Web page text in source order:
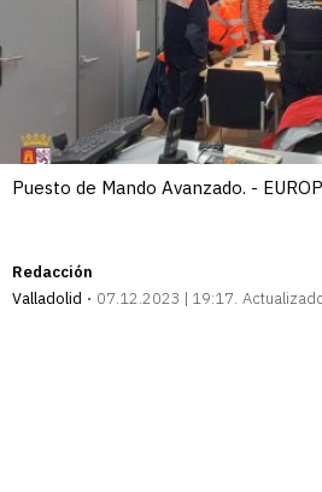
Puesto de Mando Avanzado. -
Redacción
Valladolid
07.12.2023 | 19:17